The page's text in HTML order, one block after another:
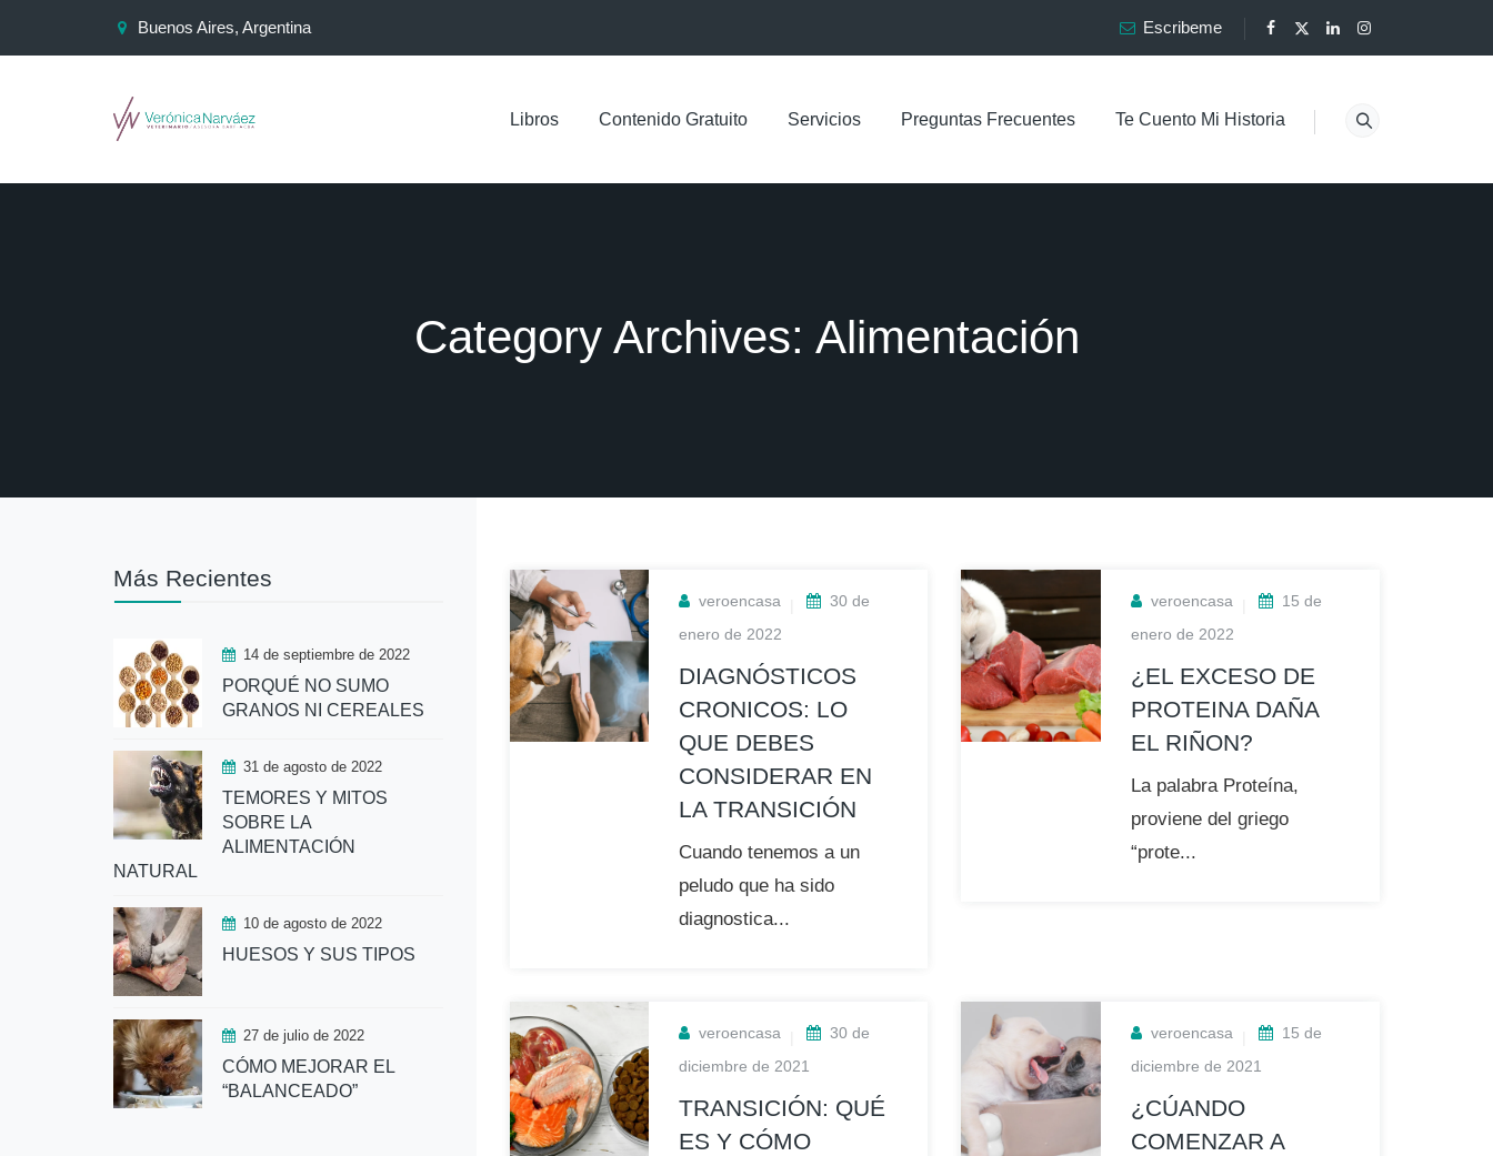
Buenos Aires, Argentina Escribeme
Libros Contenido Gratuito Servicios Preguntas Frecuentes Te Cuento Mi Historia
Category Archives: Alimentación
veroencasa
30 de
enero de 2022
DIAGNÓSTICOS
CRONICOS: LO
QUE DEBES
CONSIDERAR EN
LA TRANSICIÓN
Cuando tenemos a un
peludo que ha sido
diagnostica...
veroencasa
15 de
enero de 2022
¿EL EXCESO DE
PROTEINA DAÑA
EL RIÑON?
La palabra Proteína,
proviene del griego
“prote...
veroencasa
30 de
diciembre de 2021
TRANSICIÓN: QUÉ
ES Y CÓMO
veroencasa
15 de
diciembre de 2021
¿CÚANDO
COMENZAR A
Más Recientes
14 de septiembre de 2022
PORQUÉ NO SUMO
GRANOS NI CEREALES
31 de agosto de 2022
TEMORES Y MITOS
SOBRE LA
ALIMENTACIÓN
NATURAL
10 de agosto de 2022
HUESOS Y SUS TIPOS
27 de julio de 2022
CÓMO MEJORAR EL
“BALANCEADO”